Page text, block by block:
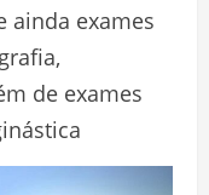
ainda exames
de exames